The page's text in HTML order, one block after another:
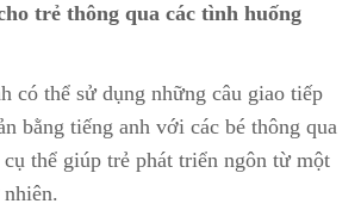
trẻ thông qua các tình huống
có thể sử dụng những câu giao tiếp
bằng tiếng anh với các bé thông qua
thể giúp trẻ phát triển ngôn từ một